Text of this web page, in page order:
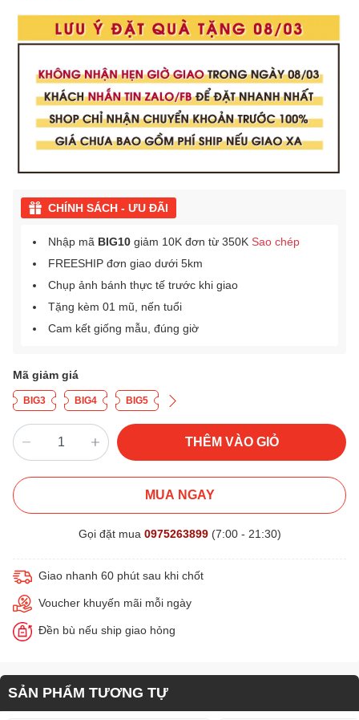
CHÍNH SÁCH - ƯU ĐÃI
Nhập mã BIG10 giảm 10K đơn từ 350K Sao chép
FREESHIP đơn giao dưới 5km
Chụp ảnh bánh thực tế trước khi giao
Tặng kèm 01 mũ, nến tuổi
Cam kết giống mẫu, đúng giờ
Mã giảm giá
BIG3 BIG4 BIG5
THÊM VÀO GIỎ
MUA NGAY
Gọi đặt mua 0975263899(7:00 - 21:30)
Giao nhanh 60 phút sau khi chốt
Voucher khuyến mãi mỗi ngày
Đền bù nếu ship giao hỏng
SẢN PHẨM TƯƠNG TỰ